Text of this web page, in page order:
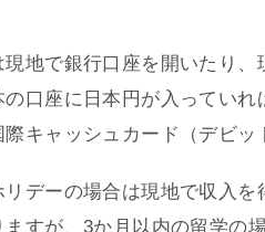
現地で銀行口座を開いたり
の口座に日本円が入ってい
キャッシュカード（デビッ
リデーの場合は現地で収入
ますが、3か月以内の留学の